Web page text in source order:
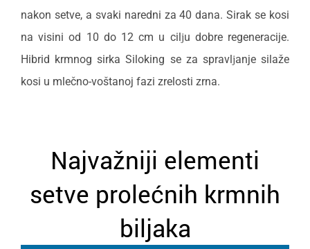
nakon setve, a svaki naredni za 40 dana. Sirak se kosi
na visini od 10 do 12 cm u cilјu dobre regeneracije.
Hibrid krmnog sirka Siloking se za spravlјanje silaže
kosi u mlečno-voštanoj fazi zrelosti zrna.
Najvažniji elementi
setve prolećnih krmnih
bilјaka